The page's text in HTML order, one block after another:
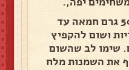
לקחת מחבת לשים 50 גרם חמאה עד
ושום להקפיץ
שימו לב שהשום
את השמנות מלח